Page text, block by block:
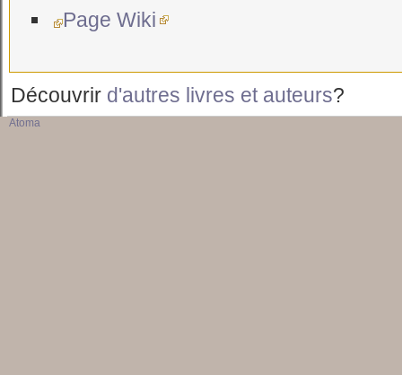
Page Wiki
Découvrir d'autres livres et auteurs?
Atoma